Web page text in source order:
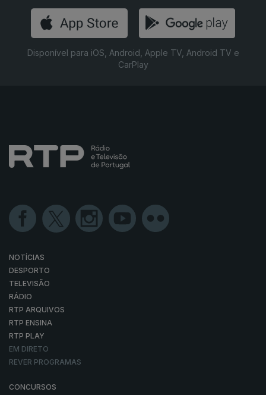
Disponível para iOS, Android, Apple TV, Android TV e
CarPlay
NOTÍCIAS
DESPORTO
TELEVISÃO
RÁDIO
RTP ARQUIVOS
RTP ENSINA
RTP PLAY
EM DIRETO
REVER PROGRAMAS
CONCURSOS